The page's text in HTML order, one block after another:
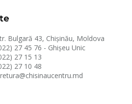
Bulgară 43, Chișinău, Moldova
27 45 76 - Ghișeu Unic
27 15 13
27 10 48